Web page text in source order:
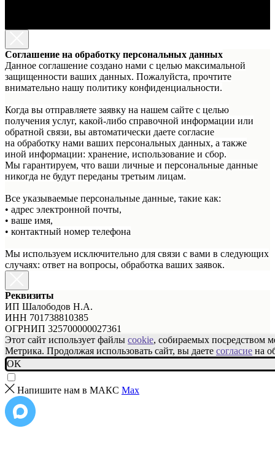
Соглашение на обработку персональных данных
Данное соглашение создано нами с целью максимальной
защищенности ваших данных. Пожалуйста, прочтите
внимательно нашу политику конфиденциальности.
Когда вы отправляете заявку на нашем сайте с целью
получения услуг, какой-либо справочной информации или
обратной связи, вы автоматически даете согласие
на обработку нами ваших персональных данных, а также
иной информации: хранение, использование и сбор.
Мы гарантируем, что ваши личные и персональные данные
никогда не будут переданы третьим лицам.
Все указываемые персональные данные, такие как:
• адрес электронной почты,
• ваше имя,
• контактный номер телефона
Мы используем исключительно для связи с вами в следующих
случаях: ответ на вопросы, обработка ваших заявок.
Реквизиты
ИП Шалободов Н.А.
ИНН 701738810385
ОГРНИП 325700000027361
Этот сайт использует файлы cookie, собираемых посредством
Метрика. Продолжая использовать сайт, вы даете согласие на
OK
Напишите нам в МАКС Max